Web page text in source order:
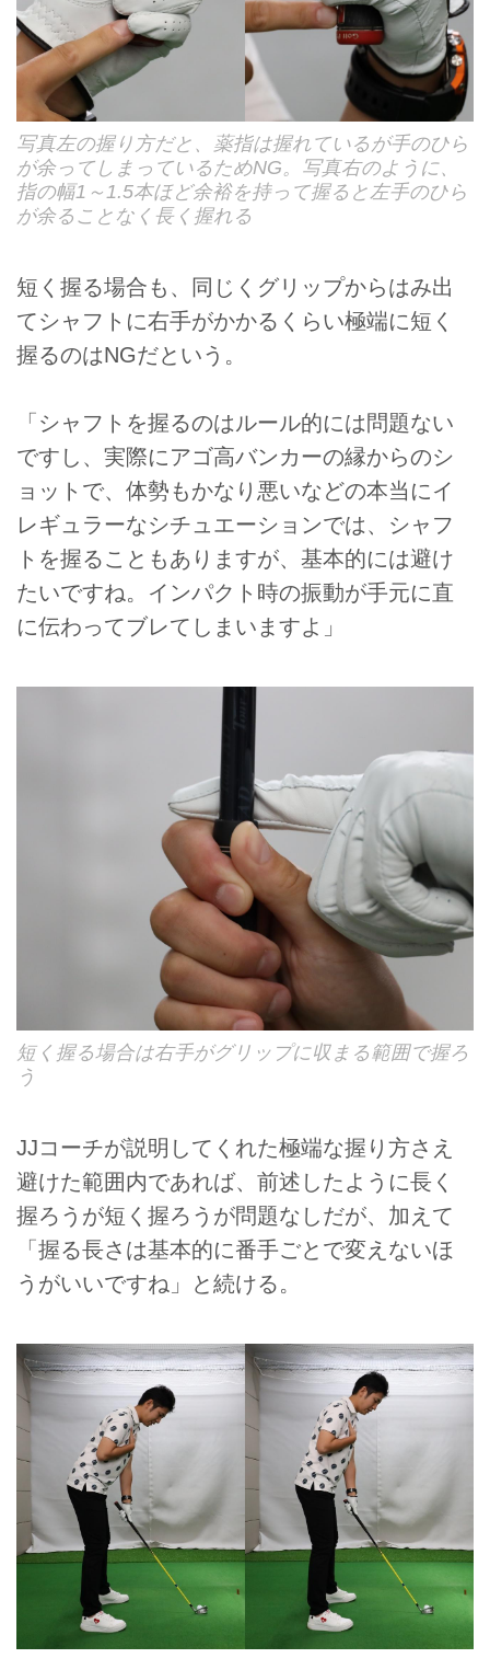
写真左の握り方だと、薬指は握れているが手のひら
が余ってしまっているためNG。写真右のように、
指の幅1～1.5本ほど余裕を持って握ると左手のひら
が余ることなく長く握れる
短く握る場合も、同じくグリップからはみ出
てシャフトに右手がかかるくらい極端に短く
握るのはNGだという。
「シャフトを握るのはルール的には問題ない
ですし、実際にアゴ高バンカーの縁からのシ
ョットで、体勢もかなり悪いなどの本当にイ
レギュラーなシチュエーションでは、シャフ
トを握ることもありますが、基本的には避け
たいですね。インパクト時の振動が手元に直
に伝わってブレてしまいますよ」
短く握る場合は右手がグリップに収まる範囲で握ろ
う
JJコーチが説明してくれた極端な握り方さえ
避けた範囲内であれば、前述したように長く
握ろうが短く握ろうが問題なしだが、加えて
「握る長さは基本的に番手ごとで変えないほ
うがいいですね」と続ける。